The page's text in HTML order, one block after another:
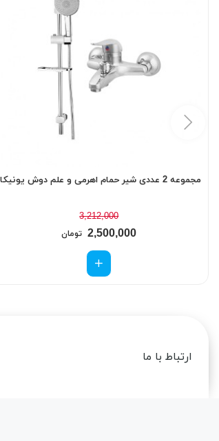
مجموعه 2 عددی شیر حمام اهرمی و علم دوش یونیکا
3,212,000
2,500,000 تومان
ارتباط با ما